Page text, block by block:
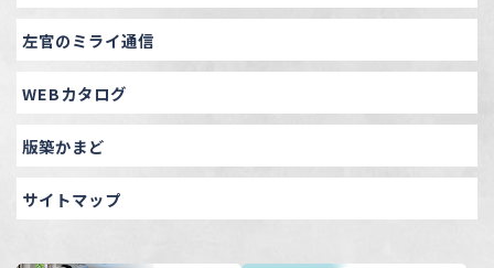
左官のミライ通信
WEBカタログ
版築かまど
サイトマップ